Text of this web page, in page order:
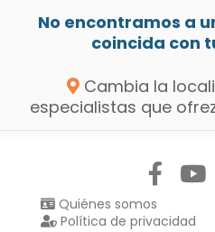
No encontramos a
coincida con
Cambia la
especialistas que
Quiénes somos
Política de privacidad